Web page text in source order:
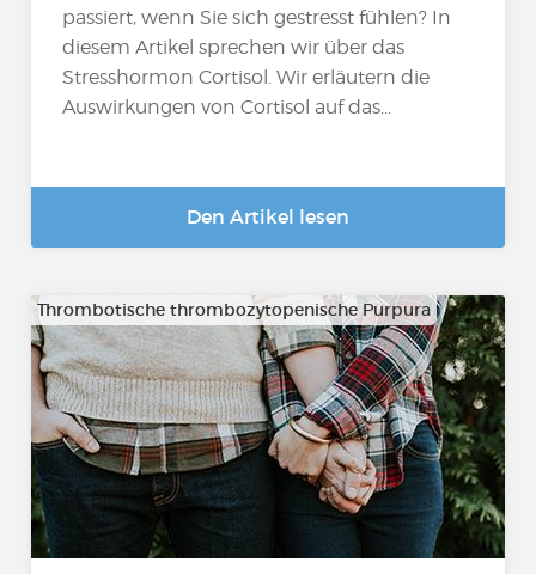
passiert, wenn Sie sich gestresst fühlen? In
diesem Artikel sprechen wir über das
Stresshormon Cortisol. Wir erläutern die
Auswirkungen von Cortisol auf das...
Den Artikel lesen
Thrombotische thrombozytopenische Purpura